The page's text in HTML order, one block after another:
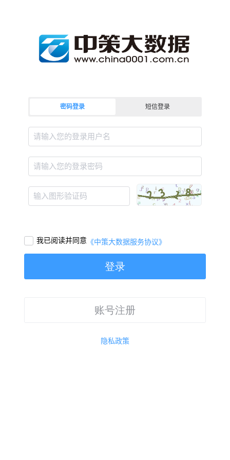
密码登录 短信登录
请输入您的登录用户名
请输入您的登录密码
输入图形验证码
我已阅读并同意 《中策大数据服务协议》
登录
账号注册
隐私政策